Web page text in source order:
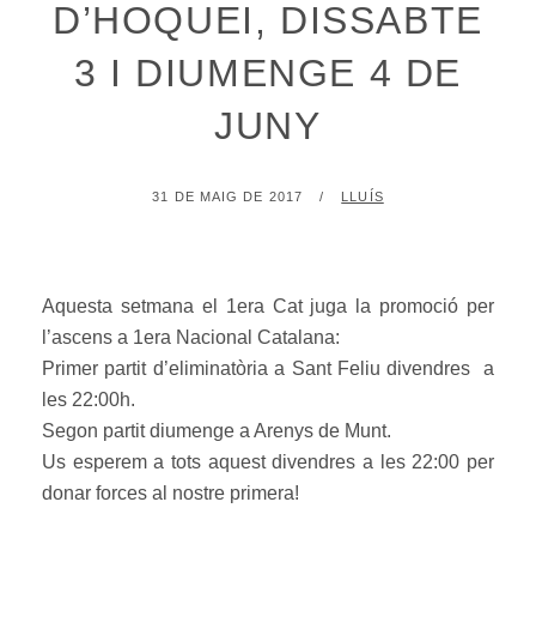
D’HOQUEI, DISSABTE
3 I DIUMENGE 4 DE
JUNY
POSTED
31 DE MAIG DE 2017 BY
LLUÍS
Aquesta setmana el 1era Cat juga la promoció per
l’ascens a 1era Nacional Catalana:
Primer partit d’eliminatòria a Sant Feliu divendres a
les 22:00h.
Segon partit diumenge a Arenys de Munt.
Us esperem a tots aquest divendres a les 22:00 per
donar forces al nostre primera!